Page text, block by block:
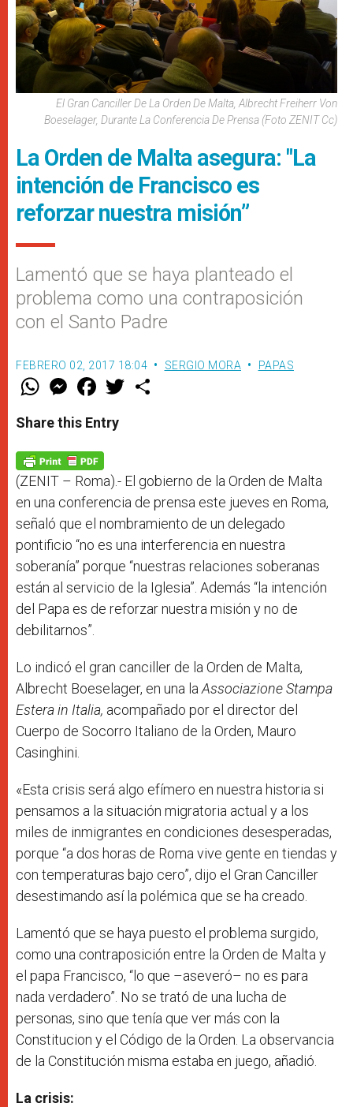
El Gran Canciller De La Orden De Malta, Albrecht Freiherr Von
Boeselager, Durante La Conferencia De Prensa (Foto ZENIT Cc)
La Orden de Malta asegura: "La
intención de Francisco es
reforzar nuestra misión”
Lamentó que se haya planteado el
problema como una contraposición
con el Santo Padre
FEBRERO 02, 2017 18:04 SERGIO MORA PAPAS
W
t
s
p
p
M
e
s
e
g
e
F
a
e
b
o
k
w
Share this Entry
(ZENIT – Roma).- El gobierno de la Orden de Malta
en una conferencia de prensa este jueves en Roma,
señaló que el nombramiento de un delegado
pontificio “no es una interferencia en nuestra
soberanía” porque “nuestras relaciones soberanas
están al servicio de la Iglesia”. Además “la intención
del Papa es de reforzar nuestra misión y no de
debilitarnos”.
Lo indicó el gran canciller de la Orden de Malta,
Albrecht Boeselager, en una la Associazione Stampa
Estera in Italia, acompañado por el director del
Cuerpo de Socorro Italiano de la Orden, Mauro
Casinghini.
«Esta crisis será algo efímero en nuestra historia si
pensamos a la situación migratoria actual y a los
miles de inmigrantes en condiciones desesperadas,
porque “a dos horas de Roma vive gente en tiendas y
con temperaturas bajo cero”, dijo el Gran Canciller
desestimando así la polémica que se ha creado.
Lamentó que se haya puesto el problema surgido,
como una contraposición entre la Orden de Malta y
el papa Francisco, “lo que –aseveró– no es para
nada verdadero”. No se trató de una lucha de
personas, sino que tenía que ver más con la
Constitucion y el Código de la Orden. La observancia
de la Constitución misma estaba en juego, añadió.
La crisis: